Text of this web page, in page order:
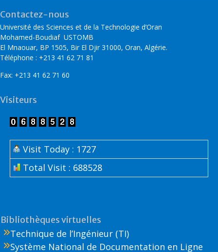
Contactez-nous
Université des Sciences et de la Technologie d’Oran
Mohamed-Boudiaf USTOMB
El Mnaouar, BP 1505, Bir El Djir 31000, Oran, Algérie.
Téléphone : +213 41 62 71 81
Fax: +213 41 62 71 60
Visiteurs
Visit Today : 1727
Total Visit : 688528
Bibliothèques virtuelles
Technique de l’Ingénieur (TI)
Système National de Documentation en Ligne